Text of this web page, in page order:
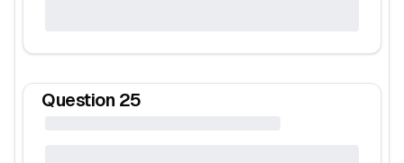
Question 25